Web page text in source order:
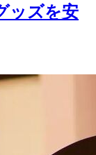
ッズを安